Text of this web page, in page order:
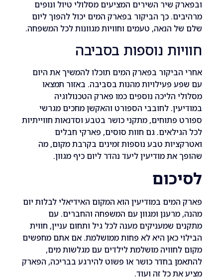
שיר השירים המציעים מסלולי טיול ונופים
כך הביקור בפארק המים יכול להפוך ליום
הנאה, טעמים וחוויות מגוונות לכל המשפחה.
נוספות בסביבה
בפארק המים תוכלו להמשיך את היום
פעילויות מהנות בסביבה. באזור תמצאו
הליכה נוספים כמו פארק הטכנולוגיה
לחובבי הספורט והאקשן מחכים מגרשי
פתוחים, מתקני כושר בטבע וסדנאות חווייתיות
גם חוות סוסים, פארקי חבלים
טבע נוספות זמינים בקרבת מקום, מה
מודיעין ליעד נהדר ליום כיף מגוון.
במודיעין הוא המקום האידיאלי לבלות יום
ומגוון עם המשפחה והחברים. עם
שמעניקים מענה לכל גיל ותחום עניין, חווית
כאן היא לא פחות ממושלמת. אם אתם מחפשים
מושלמת לילדים עם מגלשות מים,
בחדר כושר או פשוט להירגע בבריכה, הפארק
כל זה ועוד.